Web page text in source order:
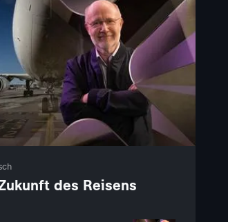
des Reisens